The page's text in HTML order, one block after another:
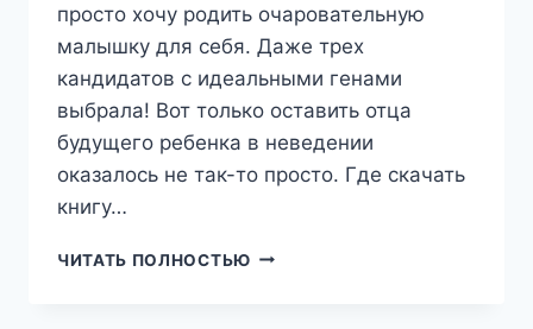
просто хочу родить очаровательную
малышку для себя. Даже трех
кандидатов с идеальными генами
выбрала! Вот только оставить отца
будущего ребенка в неведении
оказалось не так-то просто. Где скачать
книгу…
ЧИТАТЬ ПОЛНОСТЬЮ ТОЛЬКО